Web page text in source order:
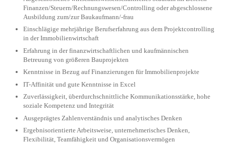
Finanzen/Steuern/Rechnungswesen/Controlling oder abgeschlossene
Ausbildung zum/zur Baukaufmann/-frau
Einschlägige mehrjährige Berufserfahrung aus dem Projektcontrolling
in der Immobilienwirtschaft
Erfahrung in der finanzwirtschaftlichen und kaufmännischen
Betreuung von größeren Bauprojekten
Kenntnisse in Bezug auf Finanzierungen für Immobilienprojekte
IT-Affinität und gute Kenntnisse in Excel
Zuverlässigkeit, überdurchschnittliche Kommunikationsstärke, hohe
soziale Kompetenz und Integrität
Ausgeprägtes Zahlenverständnis und analytisches Denken
Ergebnisorientierte Arbeitsweise, unternehmerisches Denken,
Flexibilität, Teamfähigkeit und Organisationsvermögen